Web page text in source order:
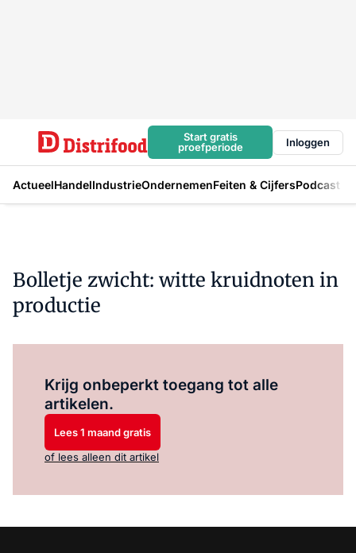
Start gratis
proefperiode
Inloggen
ActueelHandelIndustrieOndernemenFeiten & CijfersPodcast
Bolletje zwicht: witte kruidnoten in
productie
Krijg onbeperkt toegang tot alle
artikelen.
Lees 1 maand gratis
of lees alleen dit artikel